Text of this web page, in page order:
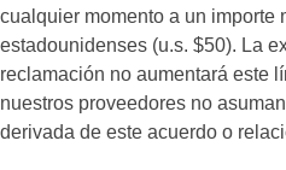
cualquier momento a un importe
estadounidenses (u.s. $50). La
reclamación no aumentará este
nuestros proveedores no
derivada de este acuerdo o